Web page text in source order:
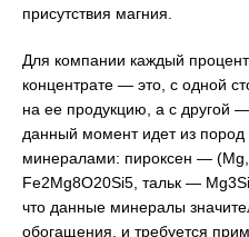
присутствия магния.
Для компании каждый
концентрате — это, с одной
на ее продукцию, а с другой
данный момент идет из
минералами: пироксен —
Fe2Mg8O20Si5, тальк —
что данные минералы
обогащения, и требуется